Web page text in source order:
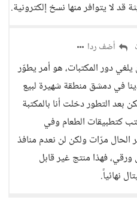
قد لا يتوافر منها نسخ إلكترونية.
أضف ردا
يلغي دور المكتبات، هو أمر يطوّر
في دمشق منطقة شهيرة لبيع
بعد التطور دخلت أنا بالمكتبة
كتطبيقات الطعام وفي
الحال مرّات ولكن لن نعدم منافذ
فهذا منتج غير قابل
نهائياً.